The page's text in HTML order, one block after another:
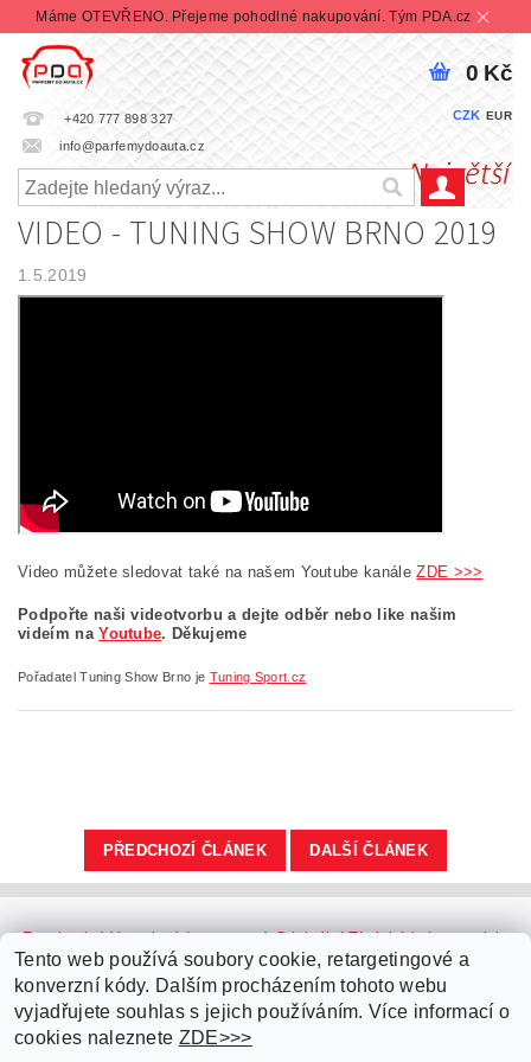
Máme OTEVŘENO. Přejeme pohodlné nakupování. Tým PDA.cz
+420 777 898 327
info@parfemydoauta.cz
CZK EUR
0 Kč
VIDEO - TUNING SHOW BRNO 2019
1.5.2019
Video můžete sledovat také na našem Youtube kanáleZDE >>>
Podpořte naši videotvorbu a dejte odběr nebo like našim
videím naYoutube. Děkujeme
Pořadatel Tuning Show Brno je Tuning Sport.cz
PŘEDCHOZÍ ČLÁNEK DALŠÍ ČLÁNEK
Facebook | Youtube | Instagram | Originální Thajské krémy a oleje
| Platební brána ComGate
Tento web používá soubory cookie, retargetingové a
konverzní kódy. Dalším procházením tohoto webu
vyjadřujete souhlas s jejich používáním. Více informací o
cookies naleznete ZDE>>>